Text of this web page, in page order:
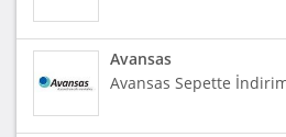
Avansas
Avansas Sepette